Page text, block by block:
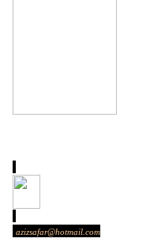
azizsafar@hotmail.com